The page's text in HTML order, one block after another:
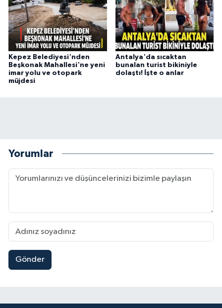
Kepez Belediyesi'nden
Beşkonak Mahallesi'ne yeni
imar yolu ve otopark
müjdesi
Antalya'da sıcaktan
bunalan turist bikiniyle
dolaştı! İşte o anlar
Yorumlar
Gönder